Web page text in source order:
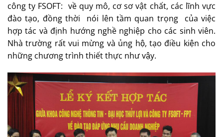
công ty FSOFT: về quy mô, cơ sơ vật chất, các lĩnh vực
đào tạo, đồng thời nói lên tầm quan trọng của việc
hợp tác và định hướng nghề nghiệp cho các sinh viên.
Nhà trường rất vui mừng và ủng hộ, tạo điều kiện cho
những chương trình thiết thực như vậy.